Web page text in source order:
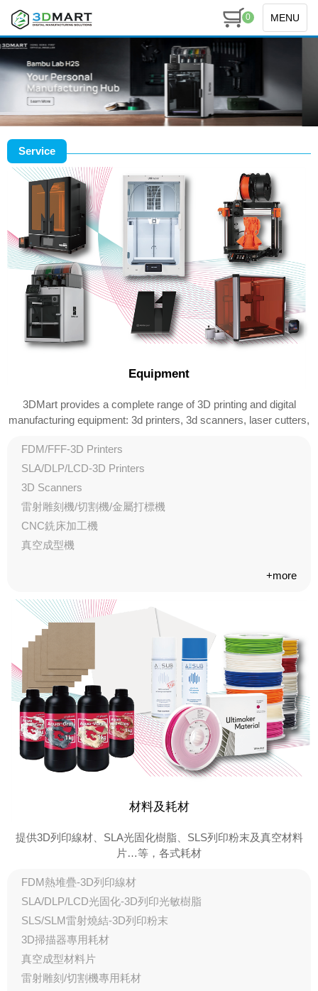
0 MENU
Service
Equipment
3DMart provides a complete range of 3D printing and digital
manufacturing equipment: 3d printers, 3d scanners, laser cutters,
scanning services. 3DMart is the official agent of high-quality
rapid prototyping equipment in Taiwan!
FDM/FFF-3D Printers
SLA/DLP/LCD-3D Printers
3D Scanners
雷射雕刻機/切割機/金屬打標機
CNC銑床加工機
真空成型機
+more
材料及耗材
提供3D列印線材、SLA光固化樹脂、SLS列印粉末及真空材料
片…等，各式耗材
FDM熱堆疊-3D列印線材
SLA/DLP/LCD光固化-3D列印光敏樹脂
SLS/SLM雷射燒結-3D列印粉末
3D掃描器專用耗材
真空成型材料片
雷射雕刻/切割機專用耗材